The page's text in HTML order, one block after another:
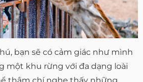
bạn sẽ có cảm giác như mình
một khu rừng với đa dạng loài